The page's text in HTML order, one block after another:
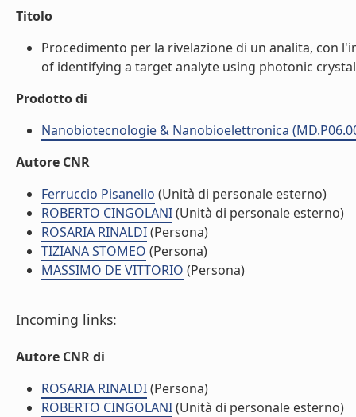
Titolo
Procedimento per la rivelazione di un analita, con
of identifying a target analyte using photonic
Prodotto di
Nanobiotecnologie & Nanobioelettronica
Autore CNR
Ferruccio Pisanello (Unità di personale esterno)
ROBERTO CINGOLANI(Unità di personale esterno)
ROSARIA RINALDI(Persona)
TIZIANA STOMEO (Persona)
MASSIMO DE VITTORIO (Persona)
Incoming links:
Autore CNR di
ROSARIA RINALDI(Persona)
ROBERTO CINGOLANI(Unità di personale esterno)